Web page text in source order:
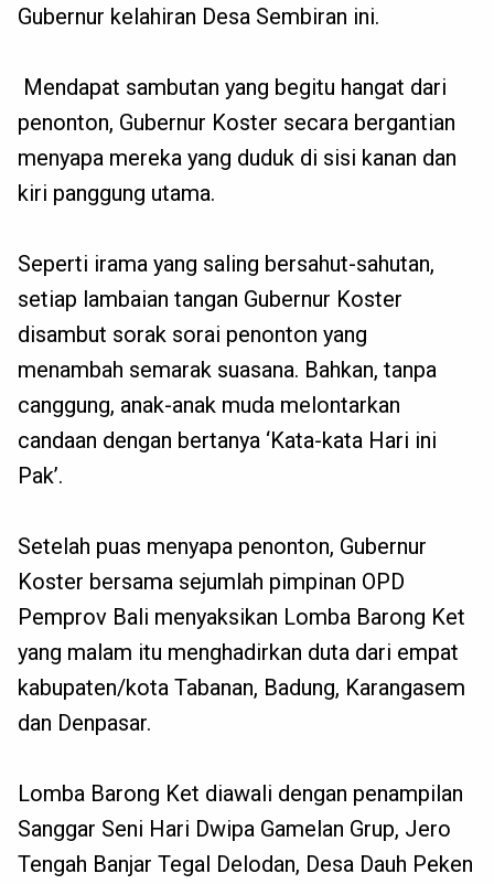
Gubernur kelahiran Desa Sembiran ini.
Mendapat sambutan yang begitu hangat dari
penonton, Gubernur Koster secara bergantian
menyapa mereka yang duduk di sisi kanan dan
kiri panggung utama.
Seperti irama yang saling bersahut-sahutan,
setiap lambaian tangan Gubernur Koster
disambut sorak sorai penonton yang
menambah semarak suasana. Bahkan, tanpa
canggung, anak-anak muda melontarkan
candaan dengan bertanya ‘Kata-kata Hari ini
Pak’.
Setelah puas menyapa penonton, Gubernur
Koster bersama sejumlah pimpinan OPD
Pemprov Bali menyaksikan Lomba Barong Ket
yang malam itu menghadirkan duta dari empat
kabupaten/kota Tabanan, Badung, Karangasem
dan Denpasar.
Lomba Barong Ket diawali dengan penampilan
Sanggar Seni Hari Dwipa Gamelan Grup, Jero
Tengah Banjar Tegal Delodan, Desa Dauh Peken